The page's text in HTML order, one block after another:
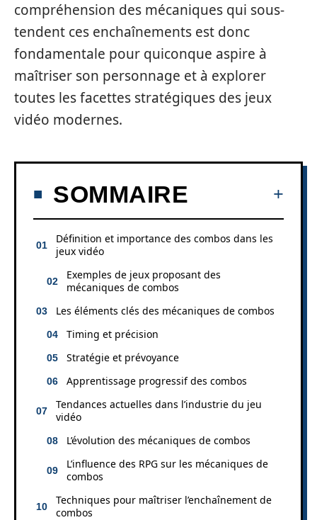
compréhension des mécaniques qui sous-
tendent ces enchaînements est donc
fondamentale pour quiconque aspire à
maîtriser son personnage et à explorer
toutes les facettes stratégiques des jeux
vidéo modernes.
SOMMAIRE
Définition et importance des combos dans les
jeux vidéo
Exemples de jeux proposant des
mécaniques de combos
Les éléments clés des mécaniques de combos
Timing et précision
Stratégie et prévoyance
Apprentissage progressif des combos
Tendances actuelles dans l’industrie du jeu
vidéo
L’évolution des mécaniques de combos
L’influence des RPG sur les mécaniques de
combos
Techniques pour maîtriser l’enchaînement de
combos